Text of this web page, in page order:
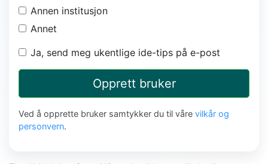
Annen institusjon
Annet
Ja, send meg ukentlige ide-tips på e-post
Opprett bruker
Ved å opprette bruker samtykker du til våre vilkår og
personvern.